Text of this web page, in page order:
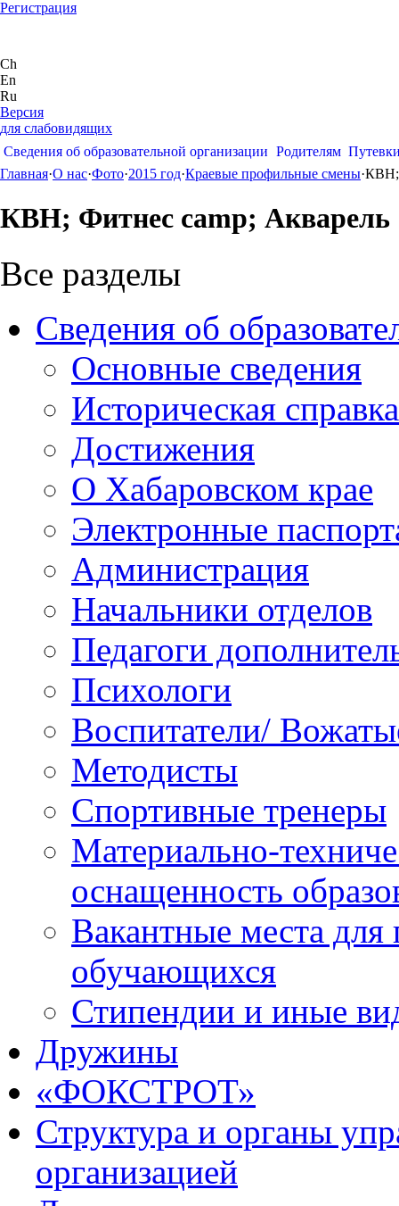
Регистрация
Ch
En
Ru
Версия
для слабовидящих
Сведения об образовательной организации Родителям
Главная·О нас·Фото·2015 год·Краевые профильные смены·КВН;
КВН; Фитнес camp; Акварель
Все разделы
Сведения об
Основные сведения
Историческая справка
Достижения
О Хабаровском крае
Электронные
Администрация
Начальники отделов
Педагоги
Психологи
Воспитатели/
Методисты
Спортивные тренеры
Материально-
оснащенность
Вакантные места для
обучающихся
Стипендии и иные
Дружины
«ФОКСТРОТ»
Структура и органы
организацией